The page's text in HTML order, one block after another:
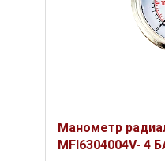
Манометр
MFI6304004V- 4